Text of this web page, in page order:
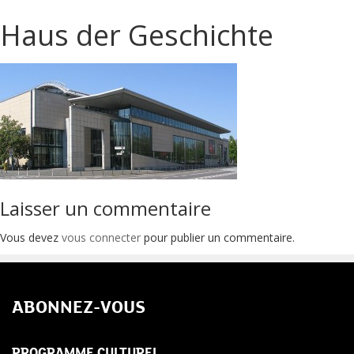
Haus der Geschichte
Laisser un commentaire
Vous devez vous connecter pour publier un commentaire.
ABONNEZ-VOUS